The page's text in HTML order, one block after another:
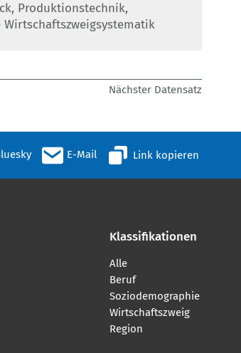
Produktionstechnik,
Nächster Datensatz
E-Mail Link kopieren
Klassifikationen
Alle
Beruf
Soziodemographie
Wirtschaftszweig
Region